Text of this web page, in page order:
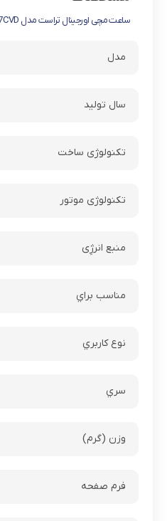
ساعت مچی اورجینال تراست مدل G487CVD
مدل
سال تولید
تکنولوژی ساخت
تکنولوژی موتور
منبع انرژِی
مناسب براي
نوع کاربري
سري
وزن (گرم)
فرم صفحه